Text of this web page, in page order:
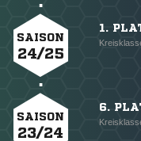
SAISON
24/25
1.
SAISON
23/24
6.